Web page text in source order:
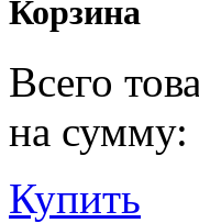
Корзина
Всего
на сумму:
Купить